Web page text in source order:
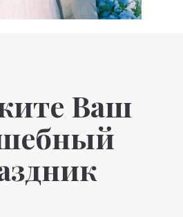
Ваш